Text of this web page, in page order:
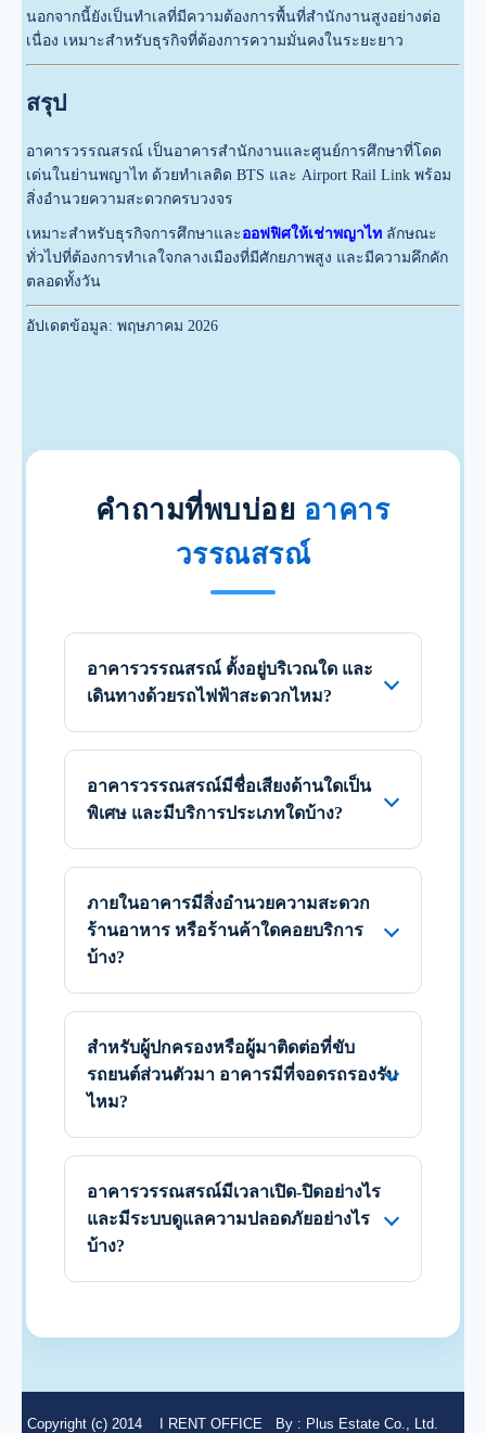
นอกจากนี้ยังเป็นทำเลที่มีความต้องการพื้นที่สำนักงานสูงอย่างต่อ
เนื่อง เหมาะสำหรับธุรกิจที่ต้องการความมั่นคงในระยะยาว
สรุป
อาคารวรรณสรณ์ เป็นอาคารสำนักงานและศูนย์การศึกษาที่โดด
เด่นในย่านพญาไท ด้วยทำเลติด BTS และ Airport Rail Link พร้อม
สิ่งอำนวยความสะดวกครบวงจร
เหมาะสำหรับธุรกิจการศึกษาและออฟฟิศให้เช่าพญาไท ลักษณะ
ทั่วไปที่ต้องการทำเลใจกลางเมืองที่มีศักยภาพสูง และมีความคึกคัก
ตลอดทั้งวัน
อัปเดตข้อมูล: พฤษภาคม 2026
คำถามที่พบบ่อย อาคาร
วรรณสรณ์
อาคารวรรณสรณ์ ตั้งอยู่บริเวณใด และ
เดินทางด้วยรถไฟฟ้าสะดวกไหม?
อาคารวรรณสรณ์มีชื่อเสียงด้านใดเป็น
พิเศษ และมีบริการประเภทใดบ้าง?
ภายในอาคารมีสิ่งอำนวยความสะดวก
ร้านอาหาร หรือร้านค้าใดคอยบริการ
บ้าง?
สำหรับผู้ปกครองหรือผู้มาติดต่อที่ขับ
รถยนต์ส่วนตัวมา อาคารมีที่จอดรถรองรับ
ไหม?
อาคารวรรณสรณ์มีเวลาเปิด-ปิดอย่างไร
และมีระบบดูแลความปลอดภัยอย่างไร
บ้าง?
Copyright (c) 2014 I RENT OFFICE By : Plus Estate Co., Ltd.